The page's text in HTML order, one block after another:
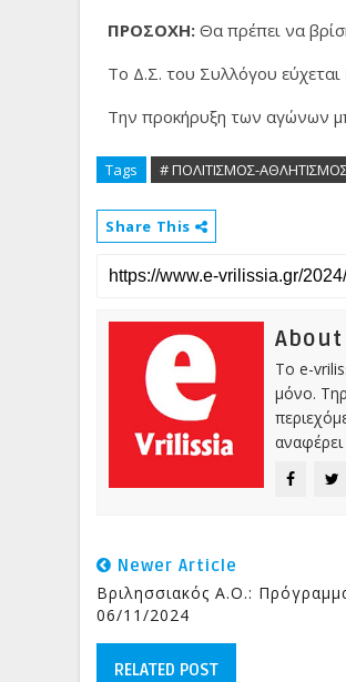
ΠΡΟΣΟΧΗ: Θα πρέπει να
Το Δ.Σ. του Συλλόγου εύχεται
Την προκήρυξη των αγώνων
Tags # ΠΟΛΙΤΙΣΜΟΣ-
Share This
About
Το e-
μόνο.
Newer Article
Βριλησσιακός Α.Ο.:
06/11/2024
RELATED POST